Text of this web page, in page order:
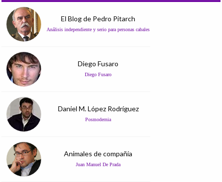
El Blog de Pedro Pitarch
Análisis independiente y serio para personas cabales
Diego Fusaro
Diego Fusaro
Daniel M. López Rodríguez
Posmodernia
Animales de compañía
Juan Manuel De Prada